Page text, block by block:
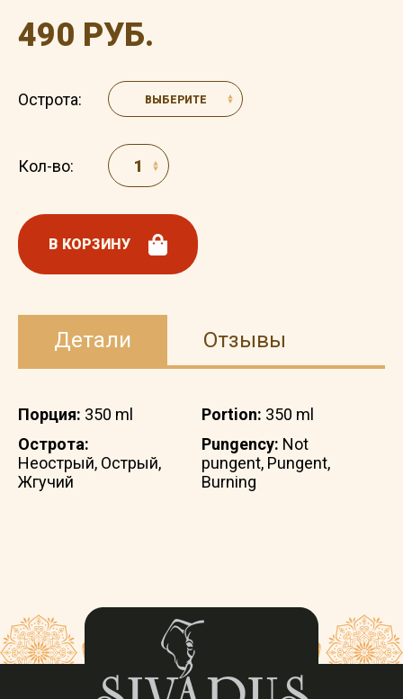
490 РУБ.
Острота: ВЫБЕРИТЕ
Кол-во:
В КОРЗИНУ
Детали Отзывы
Порция: 350 ml
Острота:
Неострый, Острый,
Жгучий
Portion: 350 ml
Pungency: Not
pungent, Pungent,
Burning